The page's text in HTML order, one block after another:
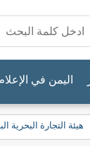
اليمن في
هيئة التجارة